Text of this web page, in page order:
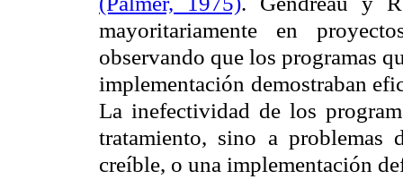
mayoritariamente en
observando que los programas
implementación demostraban
La inefectividad de los
tratamiento, sino a problemas
creíble, o una implementación